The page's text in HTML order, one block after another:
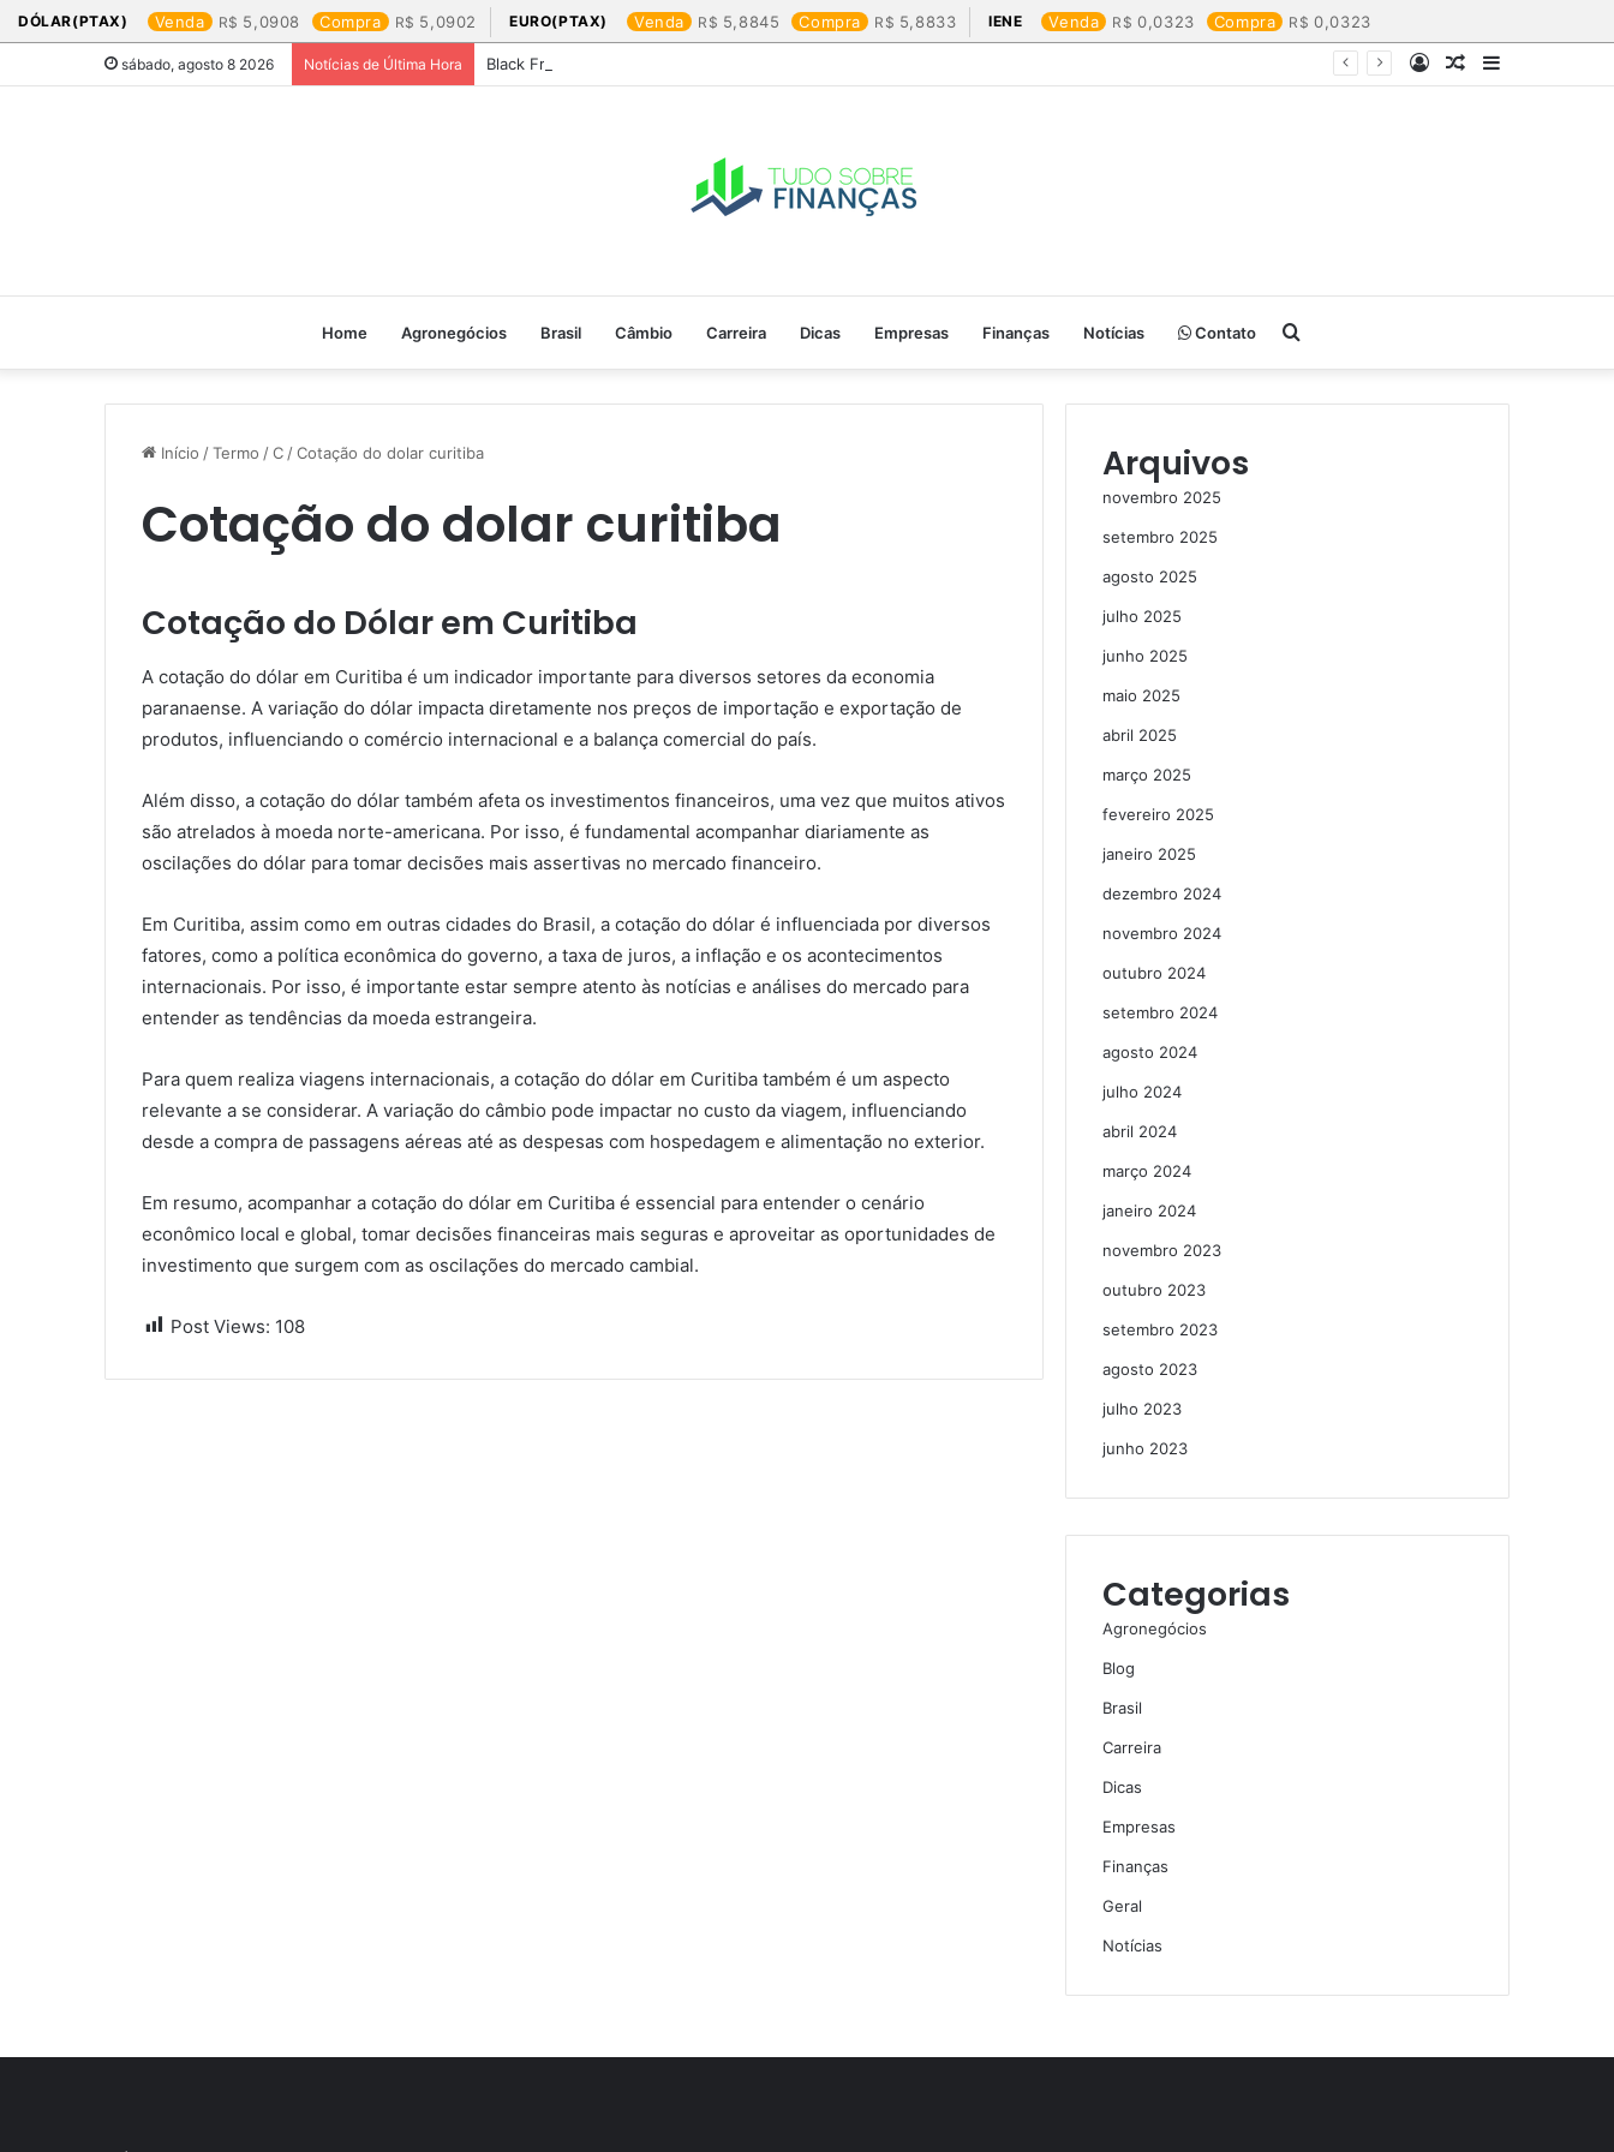
DÓLAR(PTAX) Venda 5,0908 Compra 5,0902 EURO(PTAX) Venda 5,8845 Compra 5,8833 IENE Venda 0,0323 Compra 0,0323
sábado, agosto 8 2026 Notícias de Última Hora Black Friday: os produtos que mais valem a pena
Barra
Artigo
Entrar
Home Agronegócios Brasil Câmbio Carreira Dicas Empresas Finanças Notícias Contato Procurar
por
Início /Termo /C /Cotação do dolar curitiba​
Cotação do dolar curitiba​
Cotação do Dólar em Curitiba
A cotação do dólar em Curitiba é um indicador importante para diversos setores da economia
paranaense. A variação do dólar impacta diretamente nos preços de importação e exportação de
produtos, influenciando o comércio internacional e a balança comercial do país.
Além disso, a cotação do dólar também afeta os investimentos financeiros, uma vez que muitos ativos
são atrelados à moeda norte-americana. Por isso, é fundamental acompanhar diariamente as
oscilações do dólar para tomar decisões mais assertivas no mercado financeiro.
Em Curitiba, assim como em outras cidades do Brasil, a cotação do dólar é influenciada por diversos
fatores, como a política econômica do governo, a taxa de juros, a inflação e os acontecimentos
internacionais. Por isso, é importante estar sempre atento às notícias e análises do mercado para
entender as tendências da moeda estrangeira.
Para quem realiza viagens internacionais, a cotação do dólar em Curitiba também é um aspecto
relevante a se considerar. A variação do câmbio pode impactar no custo da viagem, influenciando
desde a compra de passagens aéreas até as despesas com hospedagem e alimentação no exterior.
Em resumo, acompanhar a cotação do dólar em Curitiba é essencial para entender o cenário
econômico local e global, tomar decisões financeiras mais seguras e aproveitar as oportunidades de
investimento que surgem com as oscilações do mercado cambial.
Post Views: 108
Arquivos
novembro 2025
setembro 2025
agosto 2025
julho 2025
junho 2025
maio 2025
abril 2025
março 2025
fevereiro 2025
janeiro 2025
dezembro 2024
novembro 2024
outubro 2024
setembro 2024
agosto 2024
julho 2024
abril 2024
março 2024
janeiro 2024
novembro 2023
outubro 2023
setembro 2023
agosto 2023
julho 2023
junho 2023
Categorias
Agronegócios
Blog
Brasil
Carreira
Dicas
Empresas
Finanças
Geral
Notícias